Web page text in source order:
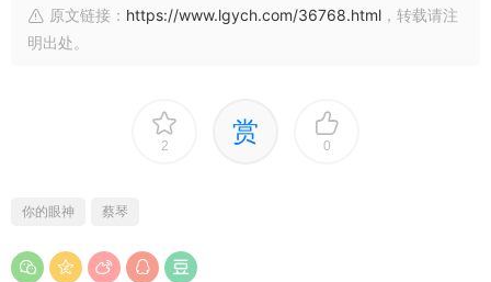
原文链接： https://www.lgych.com/36768.html ，转载请注
明出处。
2 赏 0
你的眼神 蔡琴